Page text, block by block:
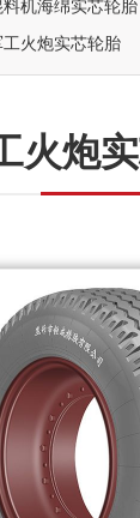
料机海绵实芯轮胎
工火炮实芯轮胎
火炮